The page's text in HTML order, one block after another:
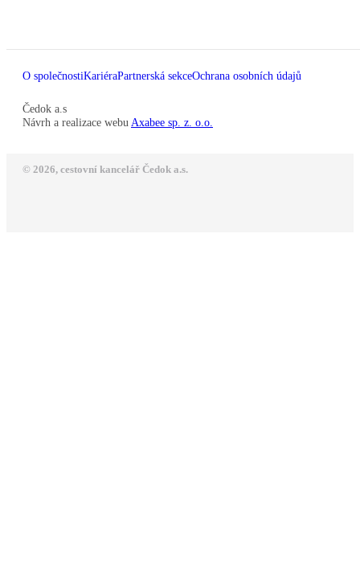
O společnostiKariéraPartnerská sekceOchrana osobních údajů
Čedok a.s
Návrh a realizace webu Axabee sp. z. o.o.
© 2026, cestovní kancelář Čedok a.s.